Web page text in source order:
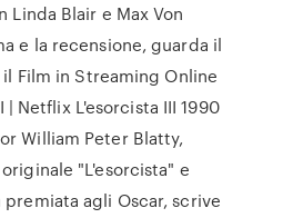
Linda Blair e Max Von
e la recensione, guarda il
Film in Streaming Online
| Netflix L'esorcista III 1990
William Peter Blatty,
"L'esorcista" e
agli Oscar, scrive